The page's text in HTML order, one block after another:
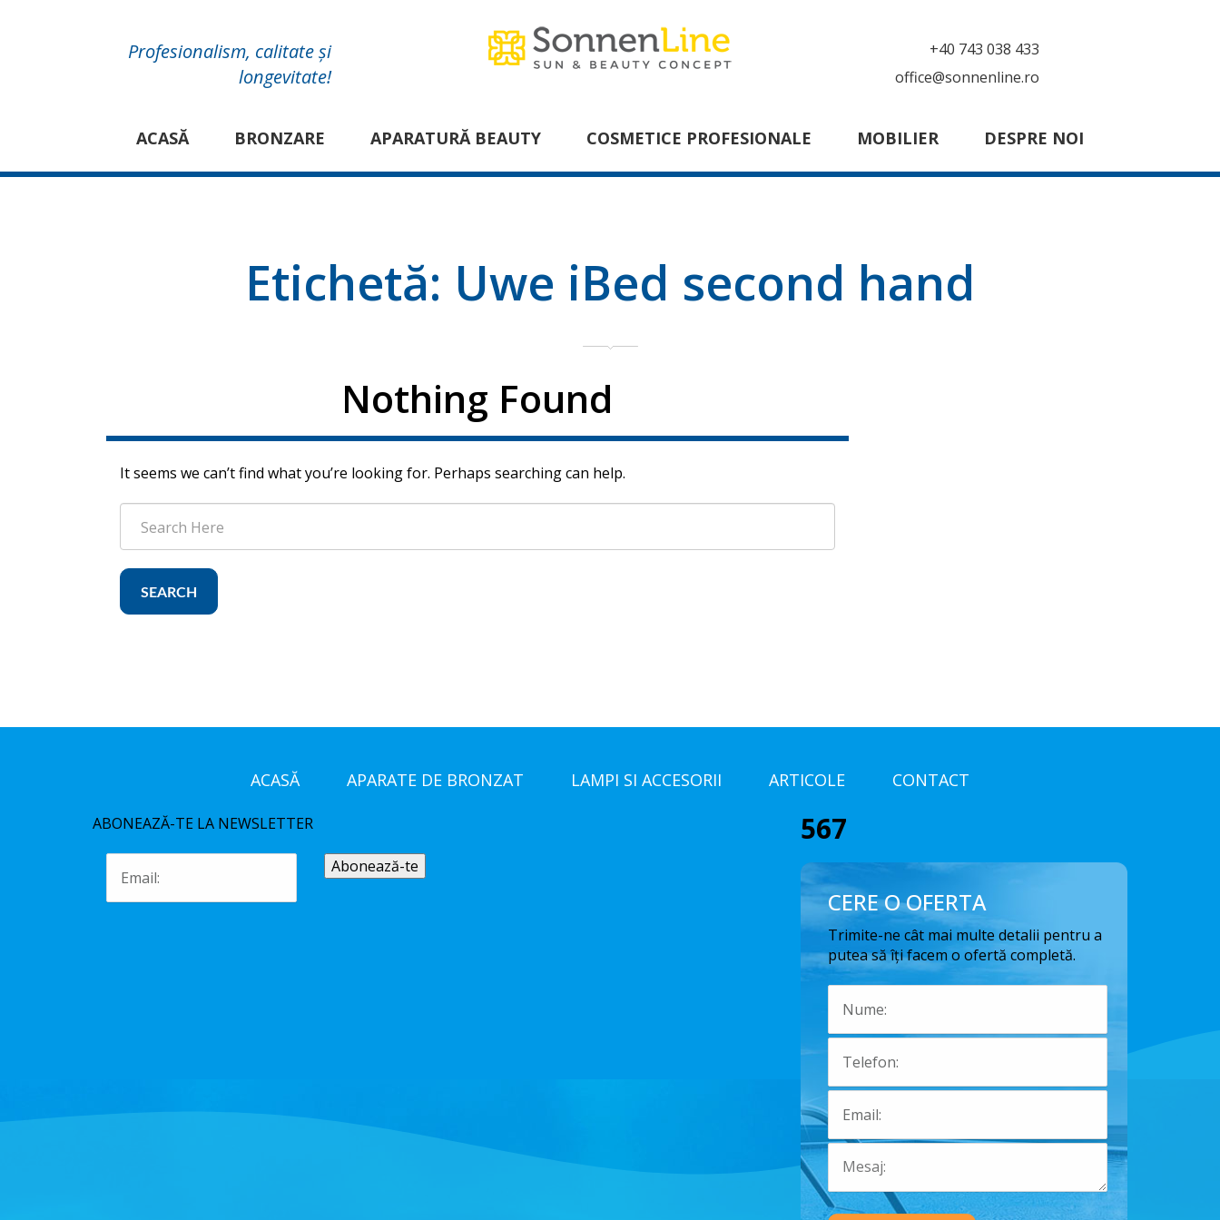
Profesionalism, calitate și
longevitate!
+40 743 038 433
office@sonnenline.ro
ACASĂ BRONZARE APARATURĂ BEAUTY COSMETICE PROFESIONALE MOBILIER DESPRE NOI
Etichetă: Uwe iBed second hand
Nothing Found
It seems we can’t find what you’re looking for. Perhaps searching can help.
SEARCH
ACASĂ APARATE DE BRONZAT LAMPI SI ACCESORII ARTICOLE CONTACT
ABONEAZĂ-TE LA NEWSLETTER 567
CERE O OFERTA
Trimite-ne cât mai multe detalii pentru a
putea să îți facem o ofertă completă.